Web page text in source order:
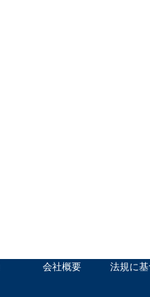
会社概要 法規に